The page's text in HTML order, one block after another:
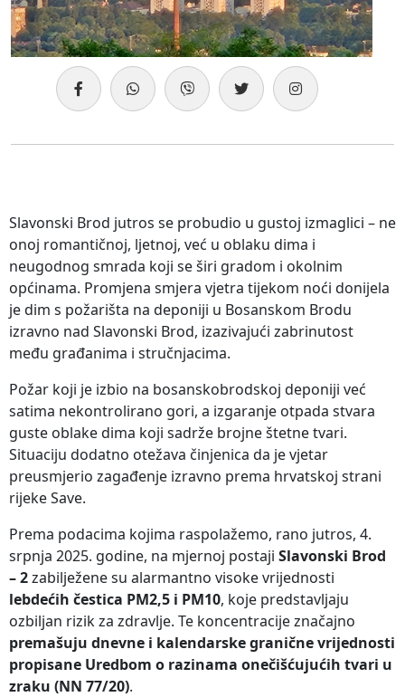
Slavonski Brod jutros se probudio u gustoj izmaglici – ne
onoj romantičnoj, ljetnoj, već u oblaku dima i
neugodnog smrada koji se širi gradom i okolnim
općinama. Promjena smjera vjetra tijekom noći donijela
je dim s požarišta na deponiji u Bosanskom Brodu
izravno nad Slavonski Brod, izazivajući zabrinutost
među građanima i stručnjacima.
Požar koji je izbio na bosanskobrodskoj deponiji već
satima nekontrolirano gori, a izgaranje otpada stvara
guste oblake dima koji sadrže brojne štetne tvari.
Situaciju dodatno otežava činjenica da je vjetar
preusmjerio zagađenje izravno prema hrvatskoj strani
rijeke Save.
Prema podacima kojima raspolažemo, rano jutros, 4.
srpnja 2025. godine, na mjernoj postaji Slavonski Brod
– 2zabilježene su alarmantno visoke vrijednosti
lebdećih čestica PM2,5 i PM10, koje predstavljaju
ozbiljan rizik za zdravlje. Te koncentracije značajno
premašuju dnevne i kalendarske granične vrijednosti
propisane Uredbom o razinama onečišćujućih tvari u
zraku (NN 77/20).